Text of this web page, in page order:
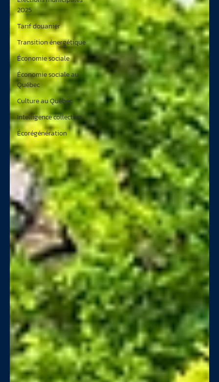
2025
Tarif douanier
Transition énergétique
Économie sociale
Économie sociale au
Québec
Culture au Québec
Intelligence collective
Écorégénération